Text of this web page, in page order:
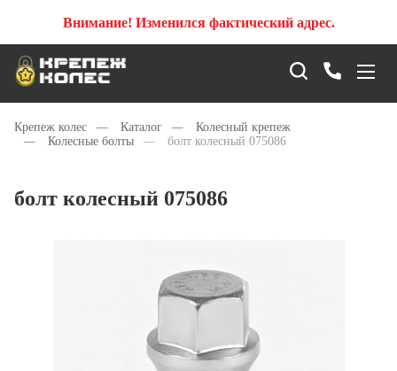
Внимание! Изменился фактический адрес.
Крепеж колес — Каталог —
Колесный крепеж
—
Колесные болты — болт колесный 075086
болт колесный 075086